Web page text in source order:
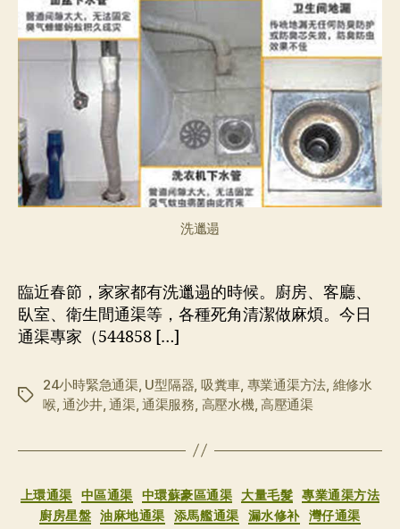
文
章
輕
搞
定
你
新
年
屋
洗邋遢
臨近春節，家家都有洗邋遢的時候。廚房、客廳、
臥室、衛生間通渠等，各種死角清潔做麻煩。今日
通渠專家（544858 […]
标
24小時緊急通渠, U型隔器 吸糞車 專業通渠方法 維修水
喉 ,通沙井, 通渠, 通渠服務 高壓水機, 高壓通渠
分
类
上環通渠 中區通渠 中環蘇豪區通渠 大量毛髮
專業通渠方法
廚房星盤
油麻地通渠 添馬艦通渠 漏水修补
灣仔通渠